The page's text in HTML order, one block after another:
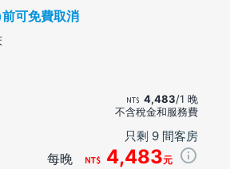
可免費取消
4,483/1 晚
不含稅金和服務費
只剩 9 間客房
每晚 4,483元